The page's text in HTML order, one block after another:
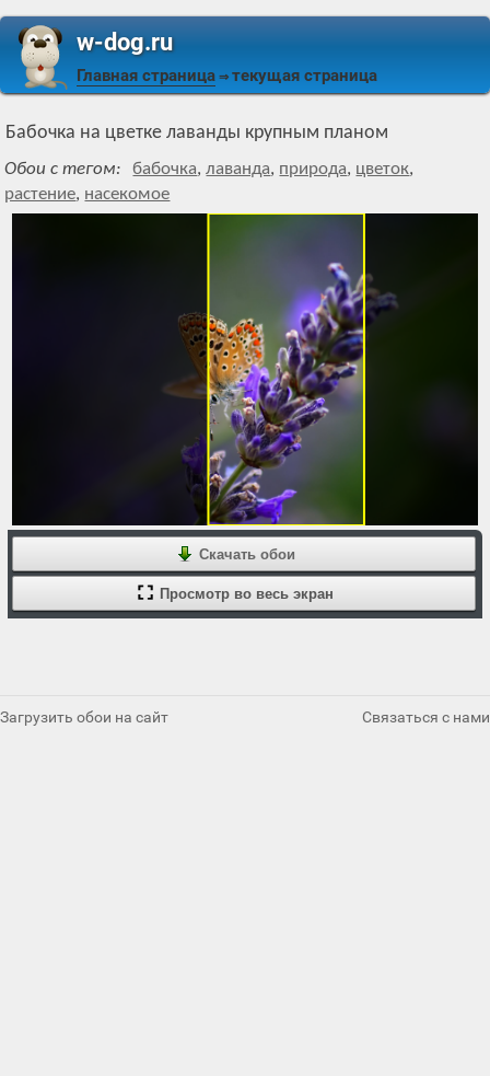
w-dog.ru
Главная страница ⇒ текущая страница
Бабочка на цветке лаванды крупным планом
Обои с тегом: бабочка,лаванда, природа, цветок,
растение, насекомое
Скачать обои
Просмотр во весь экран
Загрузить обои на сайт Связаться с нами